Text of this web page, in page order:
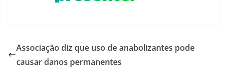
Associação diz que uso de anabolizantes pode
causar danos permanentes